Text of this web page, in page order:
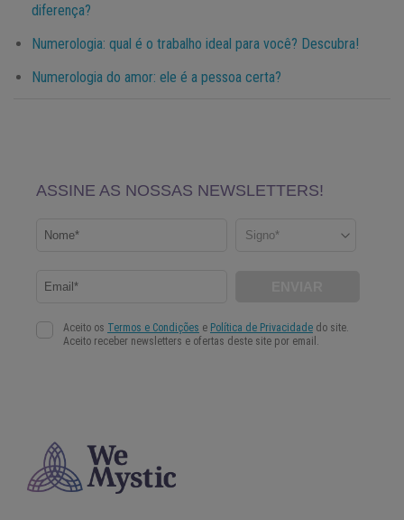
diferença?
Numerologia: qual é o trabalho ideal para você? Descubra!
Numerologia do amor: ele é a pessoa certa?